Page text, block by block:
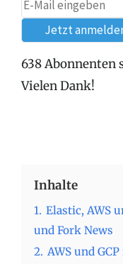
638 Abonnenten
Vielen Dank!
Inhalte
1. Elastic, AWS
und Fork News
2. AWS und